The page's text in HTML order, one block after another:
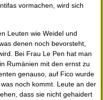
vormachen, wird sich
Leuten wie Weidel und
denen noch bevorsteht,
Bei Frau Le Pen hat man
Rumänien mit den ernst zu
genauso, auf Fico wurde
noch kommt. Leute an der
dass sie nicht gehaidert